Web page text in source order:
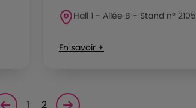
Hall 1 - Allée B - Stand n° 2105
En savoir +
1 2